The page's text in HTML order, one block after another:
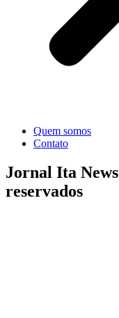
Quem somos
Contato
Jornal Ita News |
reservados